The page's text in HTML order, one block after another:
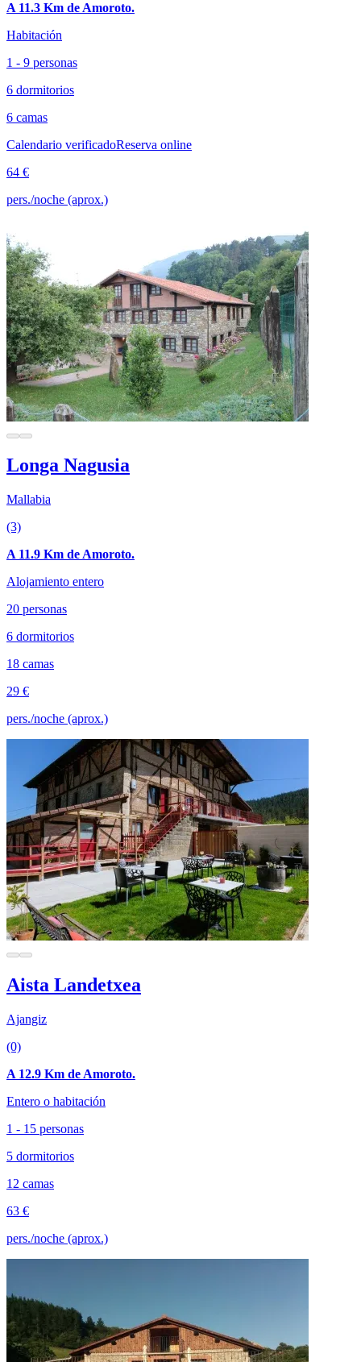
A 11.3 Km de Amoroto.
Habitación
1 - 9 personas
6 dormitorios
6 camas
Calendario verificadoReserva online
64 €
pers./noche (aprox.)
Longa Nagusia
Mallabia
(3)
A 11.9 Km de Amoroto.
Alojamiento entero
20 personas
6 dormitorios
18 camas
29 €
pers./noche (aprox.)
Aista Landetxea
Ajangiz
(0)
A 12.9 Km de Amoroto.
Entero o habitación
1 - 15 personas
5 dormitorios
12 camas
63 €
pers./noche (aprox.)